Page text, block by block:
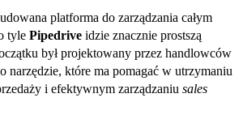
platforma do zarządzania całym
tyle Pipedrive idzie znacznie prostszą
był projektowany przez handlowców
narzędzie, które ma pomagać w utrzymaniu
i efektywnym zarządzaniu sales